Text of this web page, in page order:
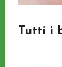
Tutti i